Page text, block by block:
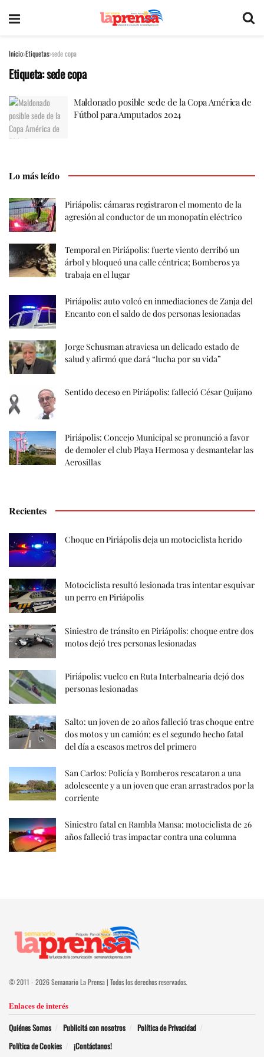
Inicio Etiquetas sede copa
Etiqueta:sede copa
Maldonado posible sede de la Copa América de
Fútbol para Amputados 2024
Lo más leído
Piriápolis: cámaras registraron el momento de la
agresión al conductor de un monopatín eléctrico
Temporal en Piriápolis: fuerte viento derribó un
árbol y bloqueó una calle céntrica; Bomberos ya
trabaja en el lugar
Piriápolis: auto volcó en inmediaciones de Zanja del
Encanto con el saldo de dos personas lesionadas
Jorge Schusman atraviesa un delicado estado de
salud y afirmó que dará “lucha por su vida”
Sentido deceso en Piriápolis: falleció César Quijano
Piriápolis: Concejo Municipal se pronunció a favor
de demoler el club Playa Hermosa y desmantelar las
Aerosillas
Recientes
Choque en Piriápolis deja un motociclista herido
Motociclista resultó lesionada tras intentar esquivar
un perro en Piriápolis
Siniestro de tránsito en Piriápolis: choque entre dos
motos dejó tres personas lesionadas
Piriápolis: vuelco en Ruta Interbalnearia dejó dos
personas lesionadas
Salto: un joven de 20 años falleció tras choque entre
dos motos y un camión; es el segundo hecho fatal
del día a escasos metros del primero
San Carlos: Policía y Bomberos rescataron a una
adolescente y a un joven que eran arrastrados por la
corriente
Siniestro fatal en Rambla Mansa: motociclista de 26
años falleció tras impactar contra una columna
© 2011 - 2026 Semanario La Prensa | Todos los derechos reservados.
Enlaces de interés
Quiénes Somos Publicitá con nosotros
Política de Privacidad
Política de Cookies
¡Contáctanos!